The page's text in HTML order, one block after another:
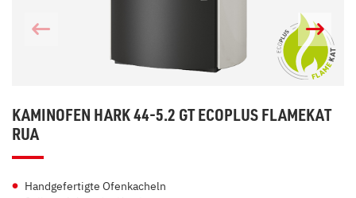
KAMINOFEN HARK 44-5.2 GT ECOPLUS FLAMEKAT
RUA
Handgefertigte Ofenkacheln